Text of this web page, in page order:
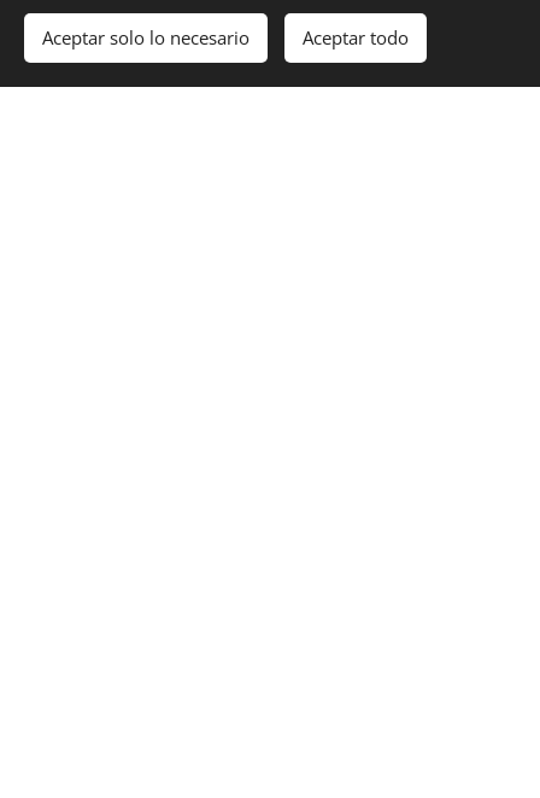
Fecha
¡Crea tu página web gratis! Comenzar
Aceptar solo lo necesario Aceptar todo